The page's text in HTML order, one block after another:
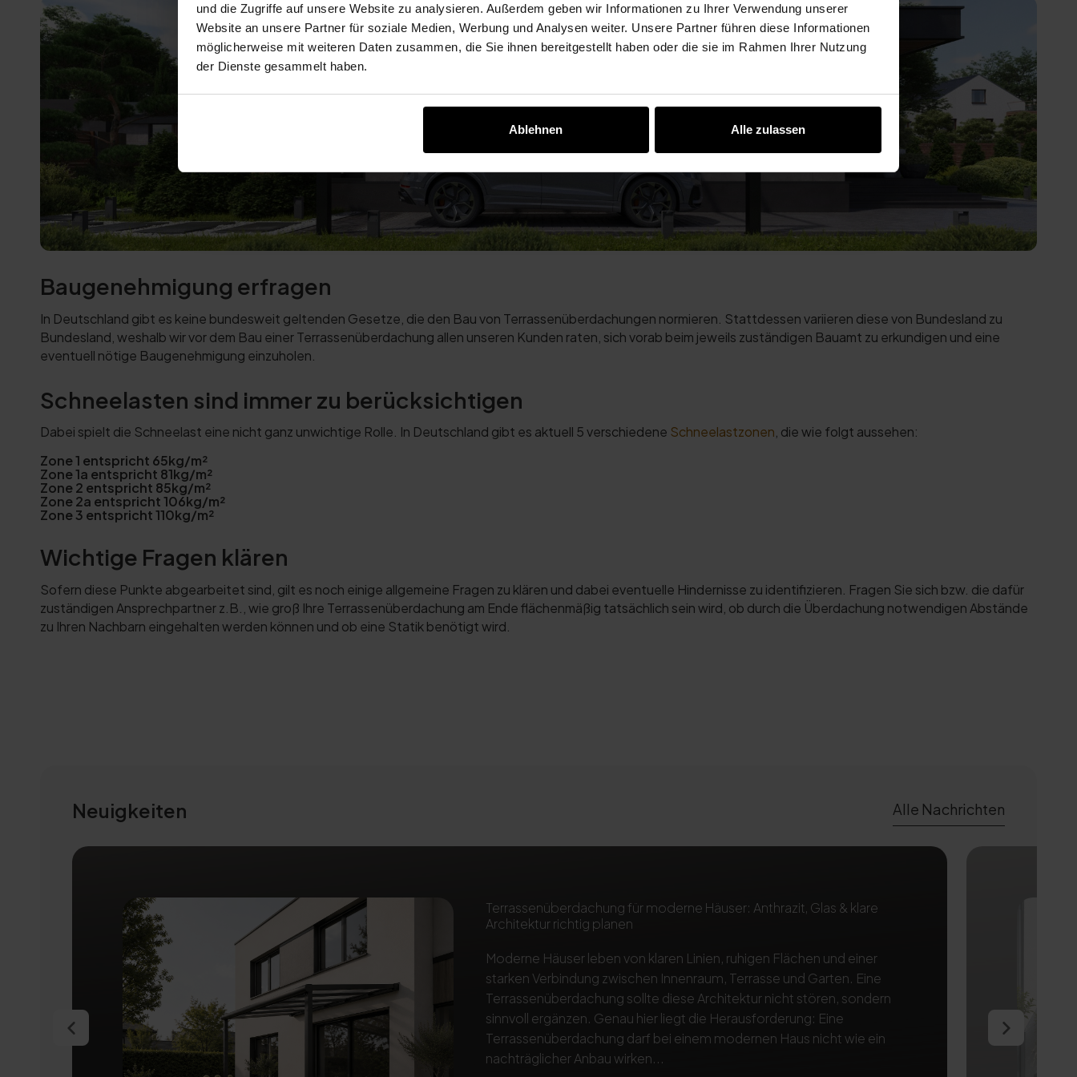
und die Zugriffe auf unsere Website zu analysieren. Außerdem geben wir Informationen zu Ihrer Verwendung unserer
Website an unsere Partner für soziale Medien, Werbung und Analysen weiter. Unsere Partner führen diese Informationen
möglicherweise mit weiteren Daten zusammen, die Sie ihnen bereitgestellt haben oder die sie im Rahmen Ihrer Nutzung
der Dienste gesammelt haben.
Ablehnen Alle zulassen
Baugenehmigung erfragen
In Deutschland gibt es keine bundesweit geltenden Gesetze, die den Bau von Terrassenüberdachungen normieren. Stattdessen variieren diese von Bundesland zu
Bundesland, weshalb wir vor dem Bau einer Terrassenüberdachung allen unseren Kunden raten, sich vorab beim jeweils zuständigen Bauamt zu erkundigen und eine
eventuell nötige Baugenehmigung einzuholen.
Schneelasten sind immer zu berücksichtigen
Dabei spielt die Schneelast eine nicht ganz unwichtige Rolle. In Deutschland gibt es aktuell 5 verschiedene Schneelastzonen, die wie folgt aussehen:
Zone 1 entspricht 65kg/m²
Zone 1a entspricht 81kg/m²
Zone 2 entspricht 85kg/m²
Zone 2a entspricht 106kg/m²
Zone 3 entspricht 110kg/m²
Wichtige Fragen klären
Sofern diese Punkte abgearbeitet sind, gilt es noch einige allgemeine Fragen zu klären und dabei eventuelle Hindernisse zu identifizieren. Fragen Sie sich bzw. die dafür
zuständigen Ansprechpartner z.B., wie groß Ihre Terrassenüberdachung am Ende flächenmäßig tatsächlich sein wird, ob durch die Überdachung notwendigen Abstände
zu Ihren Nachbarn eingehalten werden können und ob eine Statik benötigt wird.
Neuigkeiten Alle Nachrichten
Terrassenüberdachung für moderne Häuser: Anthrazit, Glas & klare
Architektur richtig planen
Moderne Häuser leben von klaren Linien, ruhigen Flächen und einer
starken Verbindung zwischen Innenraum, Terrasse und Garten. Eine
Terrassenüberdachung sollte diese Architektur nicht stören, sondern
sinnvoll ergänzen. Genau hier liegt die Herausforderung: Eine
Terrassenüberdachung darf bei einem modernen Haus nicht wie ein
nachträglicher Anbau wirken...